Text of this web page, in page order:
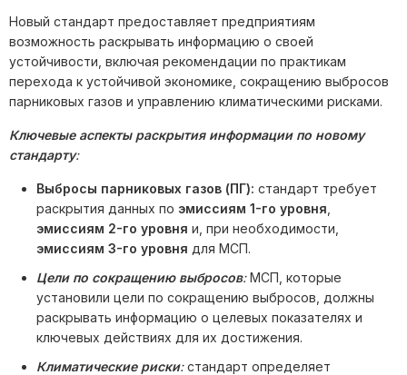
Новый стандарт предоставляет предприятиям
возможность раскрывать информацию о своей
устойчивости, включая рекомендации по практикам
перехода к устойчивой экономике, сокращению выбросов
парниковых газов и управлению климатическими рисками.
Ключевые аспекты раскрытия информации по новому
стандарту:
Выбросы парниковых газов (ПГ): стандарт требует
раскрытия данных по эмиссиям 1-го уровня
эмиссиям 2-го уровня и, при необходимости,
эмиссиям 3-го уровня для МСП.
Цели по сокращению выбросов:МСП, которые
установили цели по сокращению выбросов, должны
раскрывать информацию о целевых показателях и
ключевых действиях для их достижения.
Климатические риски:стандарт определяет